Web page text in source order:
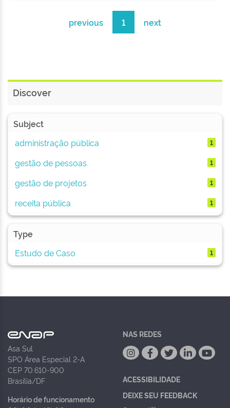
previous 1 next
Discover
Subject
administração pública
1
gestão de pessoas 1
gestão de projetos 1
receita pública 1
Type
Estudo de Caso
1
Asa Sul
SPO Área Especial 2-A
CEP 70.610-900
Brasília/DF
Horário de funcionamento
NAS REDES
ACESSIBILIDADE
DEIXE SEU FEEDBACK